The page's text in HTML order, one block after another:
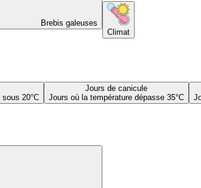
Brebis galeuses
Climat
20°C
Jours de canicule
Jours où la température dépasse 35°C